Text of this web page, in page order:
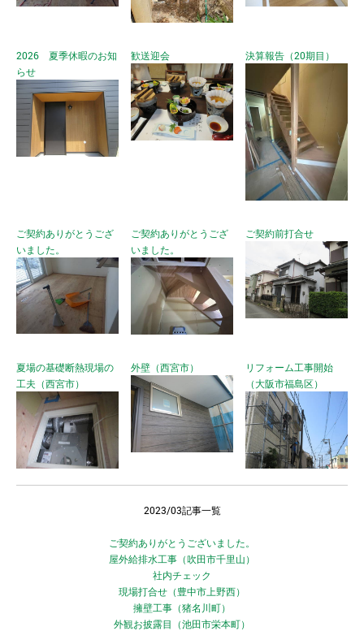
2026 夏季休暇のお知
らせ
歓送迎会 決算報告（20期目）
ご契約ありがとうござ
いました。
ご契約ありがとうござ
いました。
ご契約前打合せ
夏場の基礎断熱現場の
工夫（西宮市）
外壁（西宮市）
リフォーム工事開始
（大阪市福島区）
2023/03記事一覧
ご契約ありがとうございました。
屋外給排水工事（吹田市千里山）
社内チェック
現場打合せ（豊中市上野西）
擁壁工事（猪名川町）
外観お披露目（池田市栄本町）